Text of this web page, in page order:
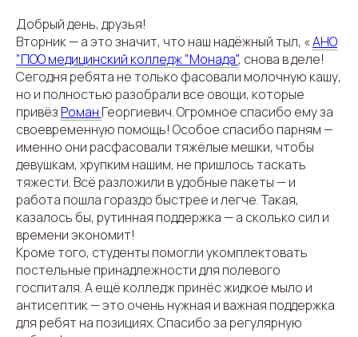
Добрый день, друзья!
Вторник — а это значит, что наш надёжный тыл, «АНО
"ПОО медицинский колледж "Монада", снова в деле!
Сегодня ребята не только фасовали молочную кашу,
но и полностью разобрали все овощи, которые
привёз Роман Георгиевич. Огромное спасибо ему за
своевременную помощь! Особое спасибо парням —
именно они расфасовали тяжёлые мешки, чтобы
девушкам, хрупким нашим, не пришлось таскать
тяжести. Всё разложили в удобные пакеты — и
работа пошла гораздо быстрее и легче. Такая,
казалось бы, рутинная поддержка — а сколько сил и
времени экономит!
Кроме того, студенты помогли укомплектовать
постельные принадлежности для полевого
госпиталя. А ещё колледж принёс жидкое мыло и
антисептик — это очень нужная и важная поддержка
для ребят на позициях. Спасибо за регулярную